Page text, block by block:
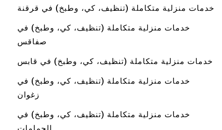
خدمات منزلية متكاملة (تنظيف، كي، وطبخ) في قرقنة
خدمات منزلية متكاملة (تنظيف، كي، وطبخ) في
صفاقس
خدمات منزلية متكاملة (تنظيف، كي، وطبخ) في قابس
خدمات منزلية متكاملة (تنظيف، كي، وطبخ) في
زغوان
خدمات منزلية متكاملة (تنظيف، كي، وطبخ) في